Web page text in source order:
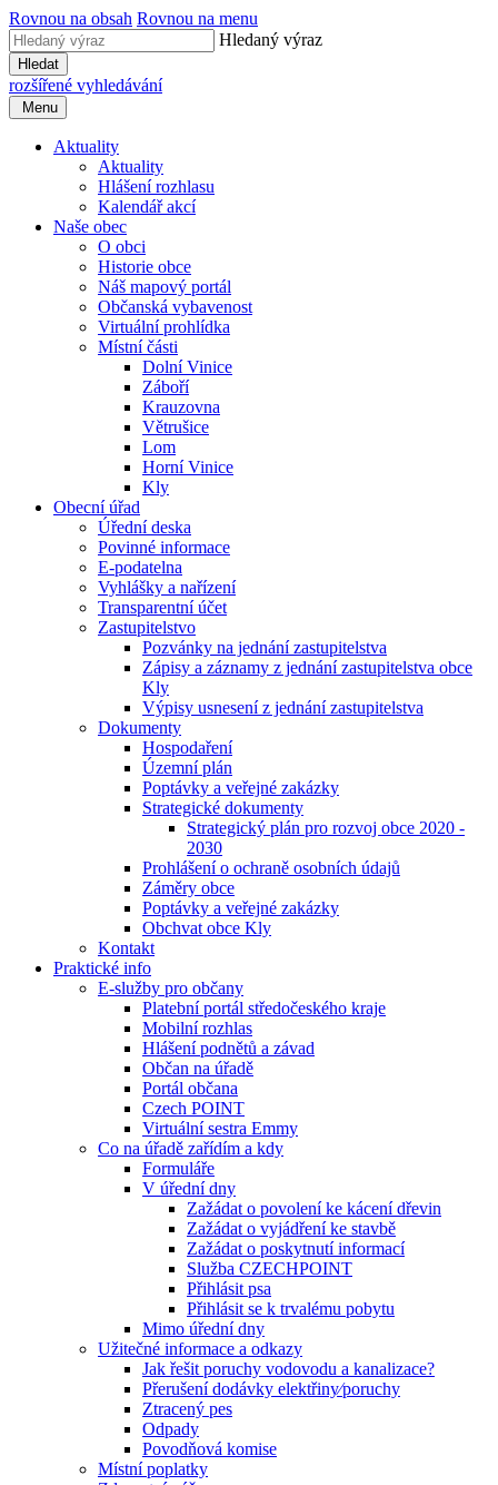
Rovnou na obsah Rovnou na menu
Hledaný výraz
Hledat
rozšířené vyhledávání
Menu
Aktuality
Aktuality
Hlášení rozhlasu
Kalendář akcí
Naše obec
O obci
Historie obce
Náš mapový portál
Občanská vybavenost
Virtuální prohlídka
Místní části
Dolní Vinice
Záboří
Krauzovna
Větrušice
Lom
Horní Vinice
Kly
Obecní úřad
Úřední deska
Povinné informace
E-podatelna
Vyhlášky a nařízení
Transparentní účet
Zastupitelstvo
Pozvánky na jednání zastupitelstva
Zápisy a záznamy z jednání zastupitelstva obce
Kly
Výpisy usnesení z jednání zastupitelstva
Dokumenty
Hospodaření
Územní plán
Poptávky a veřejné zakázky
Strategické dokumenty
Strategický plán pro rozvoj obce 2020 -
2030
Prohlášení o ochraně osobních údajů
Záměry obce
Poptávky a veřejné zakázky
Obchvat obce Kly
Kontakt
Praktické info
E-služby pro občany
Platební portál středočeského kraje
Mobilní rozhlas
Hlášení podnětů a závad
Občan na úřadě
Portál občana
Czech POINT
Virtuální sestra Emmy
Co na úřadě zařídím a kdy
Formuláře
V úřední dny
Zažádat o povolení ke kácení dřevin
Zažádat o vyjádření ke stavbě
Zažádat o poskytnutí informací
Služba CZECHPOINT
Přihlásit psa
Přihlásit se k trvalému pobytu
Mimo úřední dny
Užitečné informace a odkazy
Jak řešit poruchy vodovodu a kanalizace?
Přerušení dodávky elektřiny⁄poruchy
Ztracený pes
Odpady
Povodňová komise
Místní poplatky